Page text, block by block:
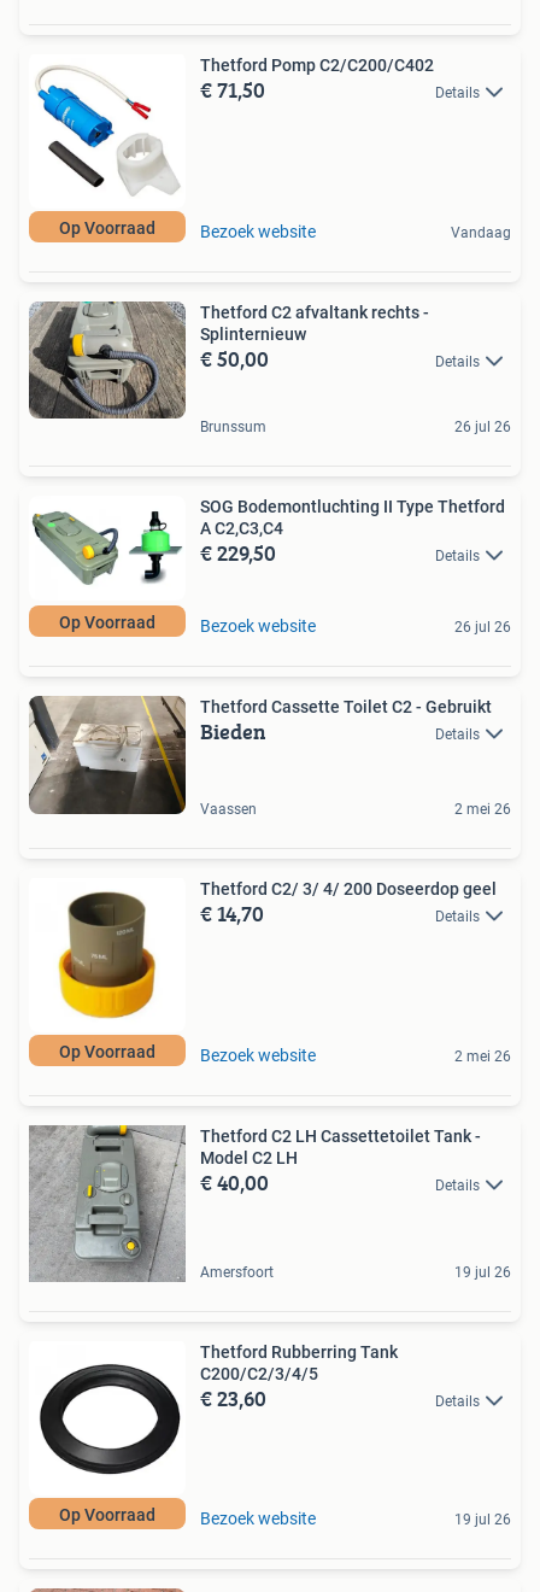
Op Voorraad
Thetford Pomp C2/C200/C402
€ 71,50 Details
Bezoek website Vandaag
Thetford C2 afvaltank rechts -
Splinternieuw
€ 50,00 Details
Brunssum 26 jul 26
Op Voorraad
SOG Bodemontluchting II Type Thetford
A C2,C3,C4
€ 229,50 Details
Bezoek website 26 jul 26
Thetford Cassette Toilet C2 - Gebruikt
Bieden Details
Vaassen 2 mei 26
Op Voorraad
Thetford C2/ 3/ 4/ 200 Doseerdop geel
€ 14,70 Details
Bezoek website 2 mei 26
Thetford C2 LH Cassettetoilet Tank -
Model C2 LH
€ 40,00 Details
Amersfoort 19 jul 26
Op Voorraad
Thetford Rubberring Tank
C200/C2/3/4/5
€ 23,60 Details
Bezoek website 19 jul 26